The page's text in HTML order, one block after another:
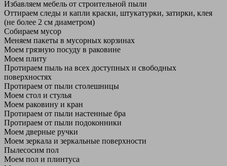
Избавляем мебель от строительной пыли
Оттираем следы и капли краски, штукатурки, затирки, клея
(не более 2 см диаметром)
Собираем мусор
Меняем пакеты в мусорных корзинах
Моем грязную посуду в раковине
Моем плиту
Протираем пыль на всех доступных и свободных
поверхностях
Протираем от пыли столешницы
Моем стол и стулья
Моем раковину и кран
Протираем от пыли настенные бра
Протираем от пыли подоконники
Моем дверные ручки
Моем зеркала и зеркальные поверхности
Пылесосим пол
Моем пол и плинтуса